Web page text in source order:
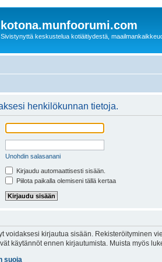
kotona.munfoorumi.com
Sivistynyttä keskustelua kotiäitiydestä,
henkilökunnan tietoja.
Unohdin salasanani
Kirjaudu automaattisesti sisään.
Piilota paikalla olemiseni tällä kertaa
voidaksesi kirjautua sisään. Rekisteröityminen
käytännöt ennen kirjautumista. Muista myös
suoja